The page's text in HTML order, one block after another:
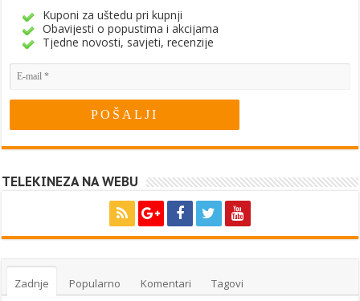
Kuponi za uštedu pri kupnji
Obavijesti o popustima i akcijama
Tjedne novosti, savjeti, recenzije
TELEKINEZA NA WEBU
Zadnje Popularno Komentari Tagovi